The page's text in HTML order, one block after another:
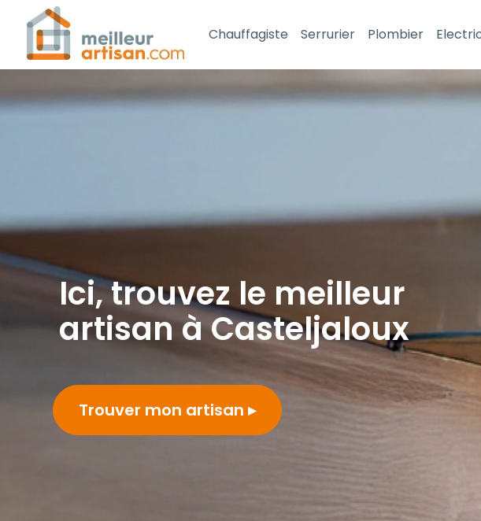
Chauffagiste Serrurier Plombier
Ici, trouvez le meilleur
artisan à Casteljaloux
Trouver mon artisan